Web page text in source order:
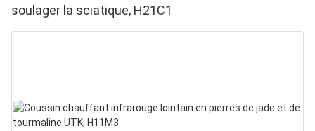
soulager la sciatique, H21C1